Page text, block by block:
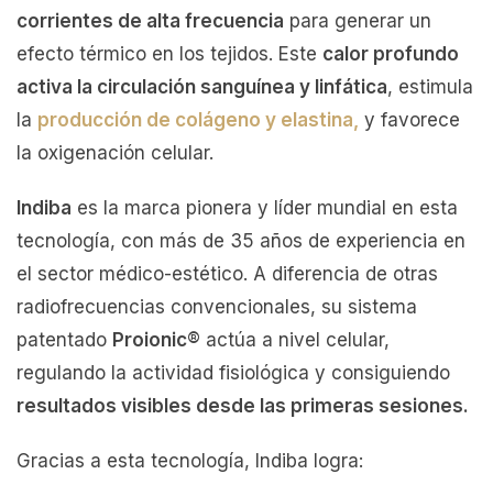
corrientes de alta frecuencia para generar un
efecto térmico en los tejidos. Este calor profundo
activa la circulación sanguínea y linfática, estimula
la producción de colágeno y elastina, y favorece
la oxigenación celular.
Indiba es la marca pionera y líder mundial en esta
tecnología, con más de 35 años de experiencia en
el sector médico-estético. A diferencia de otras
radiofrecuencias convencionales, su sistema
patentado Proionic® actúa a nivel celular,
regulando la actividad fisiológica y consiguiendo
resultados visibles desde las primeras sesiones.
Gracias a esta tecnología, Indiba logra: